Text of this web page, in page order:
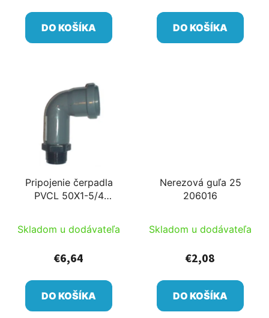
DO KOŠÍKA DO KOŠÍKA
Pripojenie čerpadla
PVCL 50X1-5/4
Skladom u dodávateľa
€6,64
DO KOŠÍKA
Nerezová guľa 25
206016
Skladom u dodávateľa
€2,08
DO KOŠÍKA